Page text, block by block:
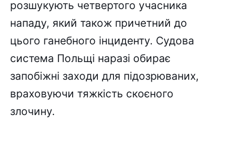
розшукують четвертого учасника
нападу, який також причетний до
цього ганебного інциденту. Судова
система Польщі наразі обирає
запобіжні заходи для підозрюваних,
враховуючи тяжкість скоєного
злочину.